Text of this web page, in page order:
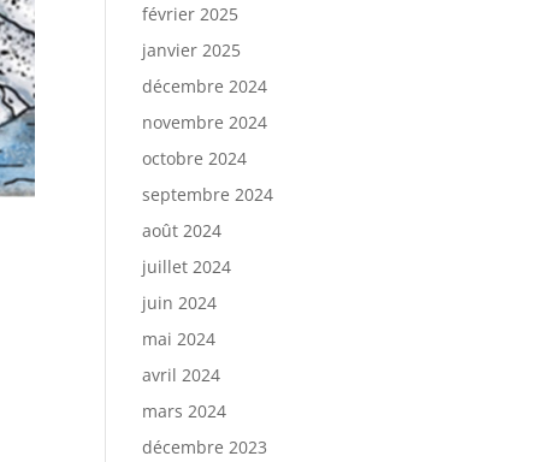
février 2025
janvier 2025
décembre 2024
novembre 2024
octobre 2024
septembre 2024
août 2024
juillet 2024
juin 2024
mai 2024
avril 2024
mars 2024
décembre 2023